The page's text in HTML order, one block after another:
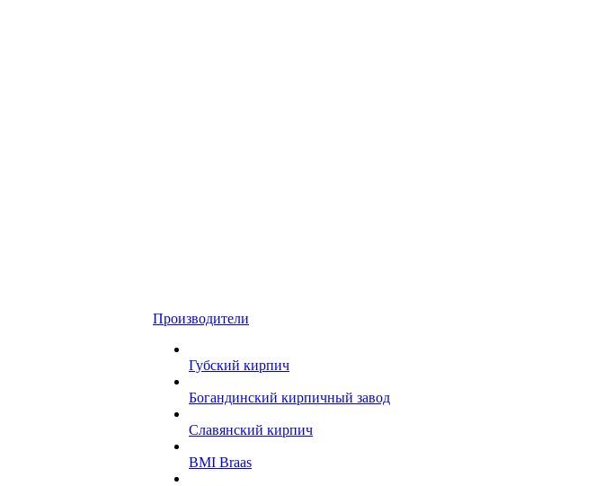
Производители
Губский кирпич
Богандинский кирпичный завод
Славянский кирпич
BMI Braas